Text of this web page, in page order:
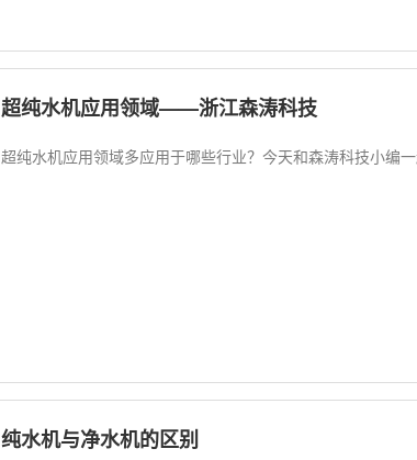
超纯水机应用领域——浙江森涛科技
超纯水机应用领域多应用于哪些行业？今天和森涛科技小
纯水机与净水机的区别